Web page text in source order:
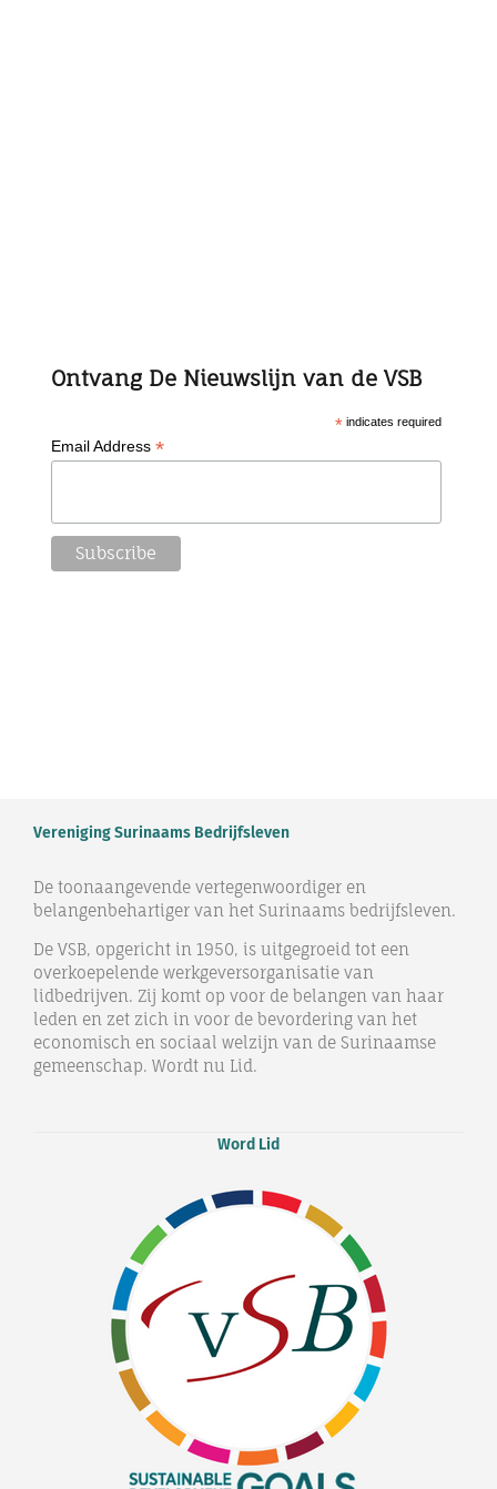
Ontvang De Nieuwslijn van de VSB
* indicates required
Email Address*
Vereniging Surinaams Bedrijfsleven
De toonaangevende vertegenwoordiger en
belangenbehartiger van het Surinaams bedrijfsleven.
De VSB, opgericht in 1950, is uitgegroeid tot een
overkoepelende werkgeversorganisatie van
lidbedrijven. Zij komt op voor de belangen van haar
leden en zet zich in voor de bevordering van het
economisch en sociaal welzijn van de Surinaamse
gemeenschap. Wordt nu Lid.
Word Lid